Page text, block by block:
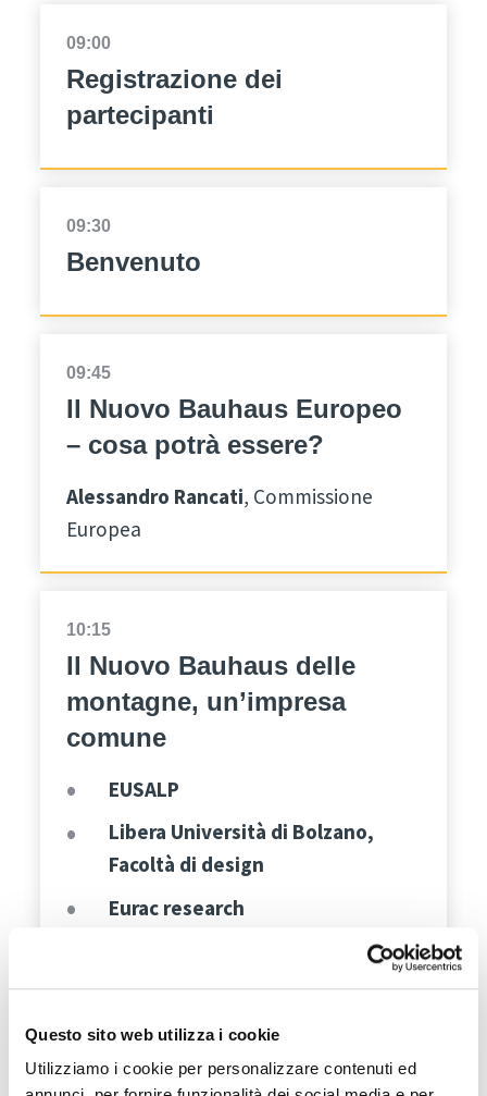
Questo sito web utilizza i cookie
Utilizziamo i cookie per personalizzare contenuti ed
09:00
Registrazione dei
partecipanti
09:30
Benvenuto
09:45
Il Nuovo Bauhaus Europeo
– cosa potrà essere?
Alessandro Rancati, Commissione
Europea
10:15
Il Nuovo Bauhaus delle
montagne, un’impresa
comune
EUSALP
Libera Università di Bolzano,
Facoltà di design
Eurac research
Ufficio Europa della Provincia
Autonoma di Bolzano
Con: Alexandra Troi, Secil Ugur Yavuz,